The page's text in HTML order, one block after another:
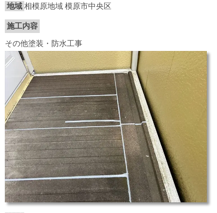
地域 相模原地域 模原市中央区
施工内容
その他塗装・防水工事